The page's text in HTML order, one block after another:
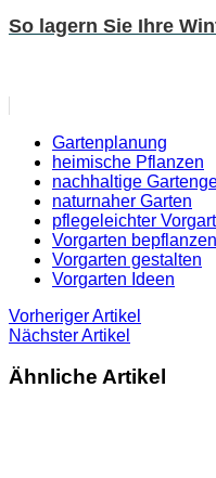
So lagern Sie Ihre
Gartenplanung
heimische Pflanzen
nachhaltige
naturnaher Garten
pflegeleichter
Vorgarten bepflanzen
Vorgarten gestalten
Vorgarten Ideen
Vorheriger Artikel
Nächster Artikel
Ähnliche Artikel